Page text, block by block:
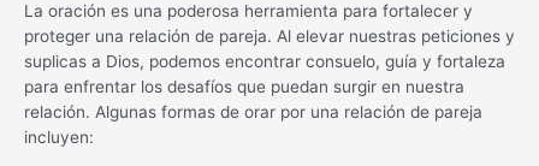
La oración es una poderosa herramienta para fortalecer y
proteger una relación de pareja. Al elevar nuestras peticiones y
suplicas a Dios, podemos encontrar consuelo, guía y fortaleza
para enfrentar los desafíos que puedan surgir en nuestra
relación. Algunas formas de orar por una relación de pareja
incluyen: